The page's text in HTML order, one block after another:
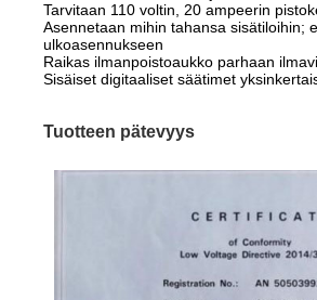
Tarvitaan 110 voltin, 20 ampeerin
Asennetaan mihin tahansa sisätiloihin;
ulkoasennukseen
Raikas ilmanpoistoaukko parhaan
Sisäiset digitaaliset säätimet
Tuotteen pätevyys